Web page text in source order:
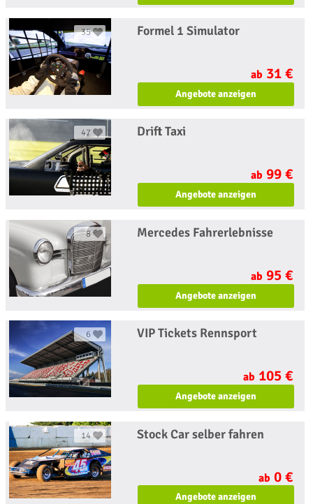
35 Formel 1 Simulator
ab 31 €
Angebote anzeigen
47 Drift Taxi
ab 99 €
Angebote anzeigen
8 Mercedes Fahrerlebnisse
ab 95 €
Angebote anzeigen
6 VIP Tickets Rennsport
ab 105 €
Angebote anzeigen
14 Stock Car selber fahren
ab 0 €
Angebote anzeigen